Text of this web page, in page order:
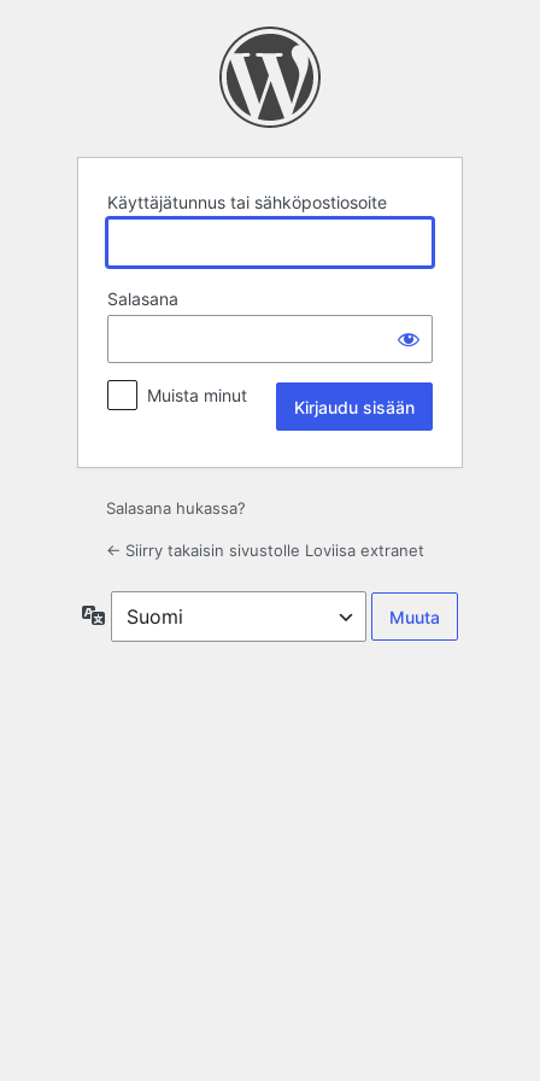
Käyttäjätunnus tai sähköpostiosoite
Salasana
Muista minut
Salasana hukassa?
← Siirry takaisin sivustolle Loviisa extranet
Kieli